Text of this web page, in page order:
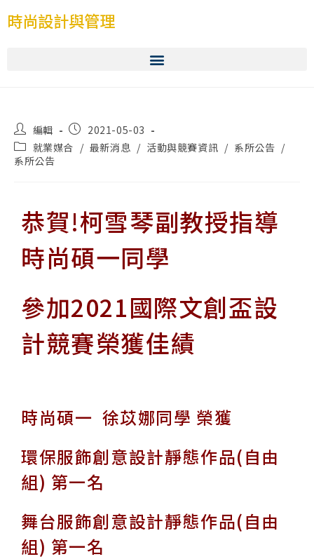
時尚設計與管理
編輯
2021-05-03
就業媒合 / 最新消息 / 活動與競賽資訊 / 系所公告 /
系所公告
恭賀!柯雪琴副教授指導
時尚碩一同學
參加2021國際文創盃設
計競賽榮獲佳績
時尚碩一 徐苡娜同學 榮獲
環保服飾創意設計靜態作品(自由
組) 第一名
舞台服飾創意設計靜態作品(自由
組) 第一名